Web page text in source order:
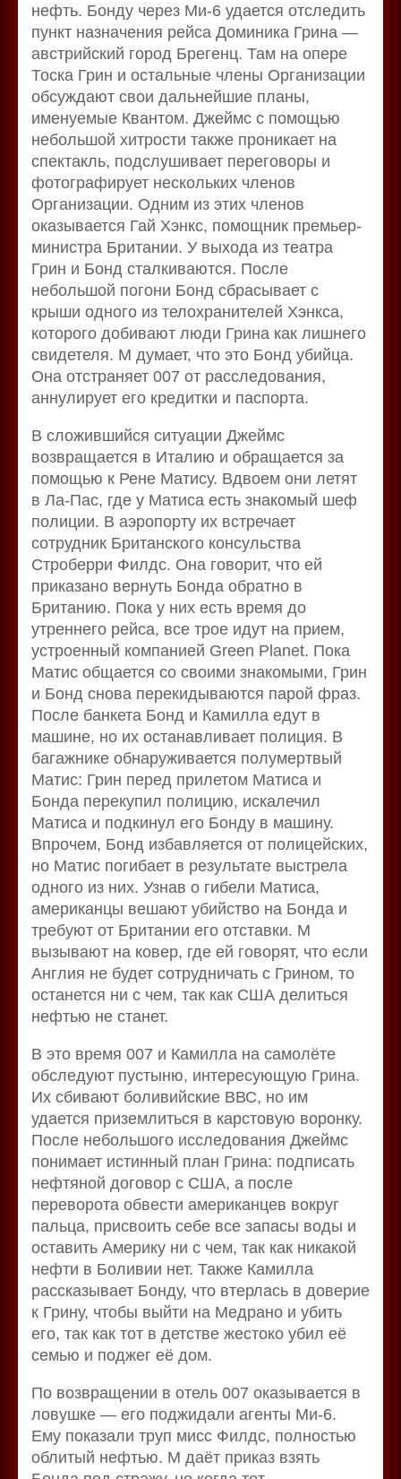
нефть. Бонду через Ми-6 удается отследить
пункт назначения рейса Доминика Грина —
австрийский город Брегенц. Там на опере
Тоска Грин и остальные члены Организации
обсуждают свои дальнейшие планы,
именуемые Квантом. Джеймс с помощью
небольшой хитрости также проникает на
спектакль, подслушивает переговоры и
фотографирует нескольких членов
Организации. Одним из этих членов
оказывается Гай Хэнкс, помощник премьер-
министра Британии. У выхода из театра
Грин и Бонд сталкиваются. После
небольшой погони Бонд сбрасывает с
крыши одного из телохранителей Хэнкса,
которого добивают люди Грина как лишнего
свидетеля. М думает, что это Бонд убийца.
Она отстраняет 007 от расследования,
аннулирует его кредитки и паспорта.
В сложившийся ситуации Джеймс
возвращается в Италию и обращается за
помощью к Рене Матису. Вдвоем они летят
в Ла-Пас, где у Матиса есть знакомый шеф
полиции. В аэропорту их встречает
сотрудник Британского консульства
Строберри Филдс. Она говорит, что ей
приказано вернуть Бонда обратно в
Британию. Пока у них есть время до
утреннего рейса, все трое идут на прием,
устроенный компанией Green Planet. Пока
Матис общается со своими знакомыми, Грин
и Бонд снова перекидываются парой фраз.
После банкета Бонд и Камилла едут в
машине, но их останавливает полиция. В
багажнике обнаруживается полумертвый
Матис: Грин перед прилетом Матиса и
Бонда перекупил полицию, искалечил
Матиса и подкинул его Бонду в машину.
Впрочем, Бонд избавляется от полицейских,
но Матис погибает в результате выстрела
одного из них. Узнав о гибели Матиса,
американцы вешают убийство на Бонда и
требуют от Британии его отставки. М
вызывают на ковер, где ей говорят, что если
Англия не будет сотрудничать с Грином, то
останется ни с чем, так как США делиться
нефтью не станет.
В это время 007 и Камилла на самолёте
обследуют пустыню, интересующую Грина.
Их сбивают боливийские ВВС, но им
удается приземлиться в карстовую воронку.
После небольшого исследования Джеймс
понимает истинный план Грина: подписать
нефтяной договор с США, а после
переворота обвести американцев вокруг
пальца, присвоить себе все запасы воды и
оставить Америку ни с чем, так как никакой
нефти в Боливии нет. Также Камилла
рассказывает Бонду, что втерлась в доверие
к Грину, чтобы выйти на Медрано и убить
его, так как тот в детстве жестоко убил её
семью и поджег её дом.
По возвращении в отель 007 оказывается в
ловушке — его поджидали агенты Ми-6.
Ему показали труп мисс Филдс, полностью
облитый нефтью. М даёт приказ взять